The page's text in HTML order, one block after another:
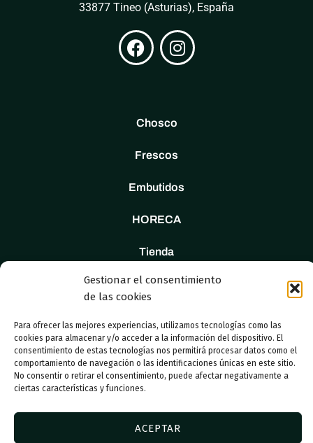
Gestionar el consentimiento
de las cookies
Para ofrecer las mejores experiencias, utilizamos tecnologías como las
cookies para almacenar y/o acceder a la información del dispositivo. El
consentimiento de estas tecnologías nos permitirá procesar datos como el
comportamiento de navegación o las identificaciones únicas en este sitio.
No consentir o retirar el consentimiento, puede afectar negativamente a
ciertas características y funciones.
ACEPTAR
33877 Tineo (Asturias), España
Chosco
Frescos
Embutidos
HORECA
Tienda
Nosotros
Política de cookies